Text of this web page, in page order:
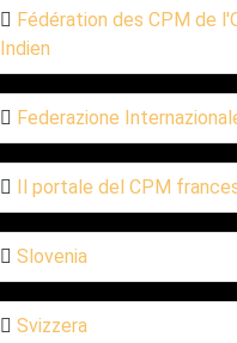
Fédération des CPM de
Indien
Federazione
Il portale del CPM
Slovenia
Svizzera